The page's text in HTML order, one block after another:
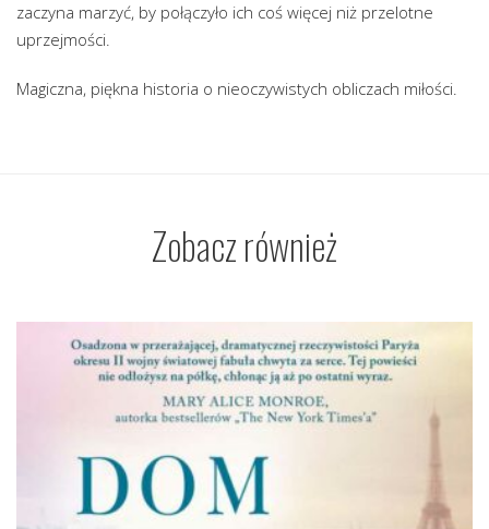
zaczyna marzyć, by połączyło ich coś więcej niż przelotne
uprzejmości.
Magiczna, piękna historia o nieoczywistych obliczach miłości.
Zobacz również